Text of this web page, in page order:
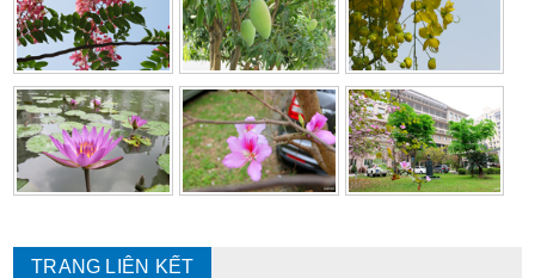
TRANG LIÊN KẾT